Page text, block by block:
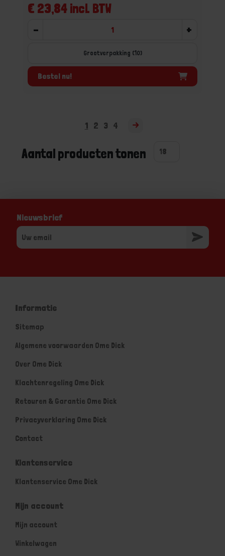
€ 23,84 incl. BTW
- +
Grootverpakking (10)
Bestel nu!
1 2 3 4
Aantal producten tonen
Nieuwsbrief
Informatie
Sitemap
Algemene voorwaarden Ome Dick
Over Ome Dick
Klachtenregeling Ome Dick
Retouren & Garantie Ome Dick
Privacyverklaring Ome Dick
Contact
Klantenservice
Klantenservice Ome Dick
Mijn account
Mijn account
Winkelwagen